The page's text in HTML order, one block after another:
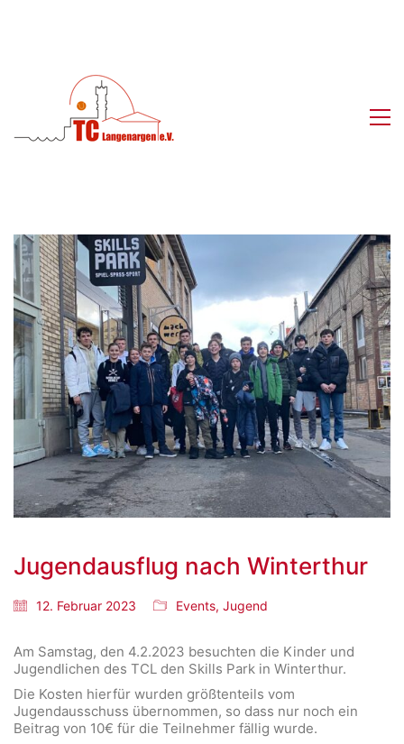
Jugendausflug nach Winterthur
12. Februar 2023 Events, Jugend
Am Samstag, den 4.2.2023 besuchten die Kinder und
Jugendlichen des TCL den Skills Park in Winterthur.
Die Kosten hierfür wurden größtenteils vom
Jugendausschuss übernommen, so dass nur noch ein
Beitrag von 10€ für die Teilnehmer fällig wurde.